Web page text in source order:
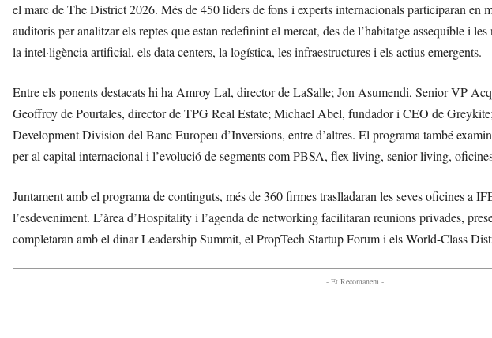
el marc de The District 2026. Més de 450 líders de fons i experts internacionals participaran en
auditoris per analitzar els reptes que estan redefinint el mercat, des de l’habitatge assequible i
la intel·ligència artificial, els data centers, la logística, les infraestructures i els actius emergents.
Entre els ponents destacats hi ha Amroy Lal, director de LaSalle; Jon Asumendi, Senior VP
Geoffroy de Pourtales, director de TPG Real Estate; Michael Abel, fundador i CEO de
Development Division del Banc Europeu d’Inversions, entre d’altres. El programa també
per al capital internacional i l’evolució de segments com PBSA, flex living, senior living,
Juntament amb el programa de continguts, més de 360 firmes traslladaran les seves oficines a
l’esdeveniment. L’àrea d’Hospitality i l’agenda de networking facilitaran reunions privades,
completaran amb el dinar Leadership Summit, el PropTech Startup Forum i els World-Class
- Et Recomanem -